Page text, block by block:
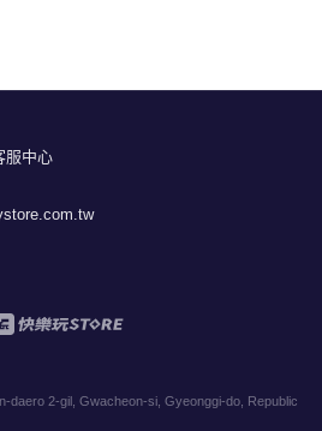
服中心
daero 2-gil, Gwacheon-si, Gyeonggi-do, Republic